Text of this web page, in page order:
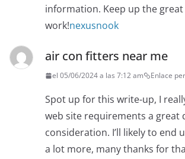
information. Keep up the great
work!nexusnook
air con fitters near me
el 05/06/2024 a las 7:12 am Enlace
Spot up for this write-up, I
web site requirements a great
consideration. I’ll likely to end
a lot more, many thanks for